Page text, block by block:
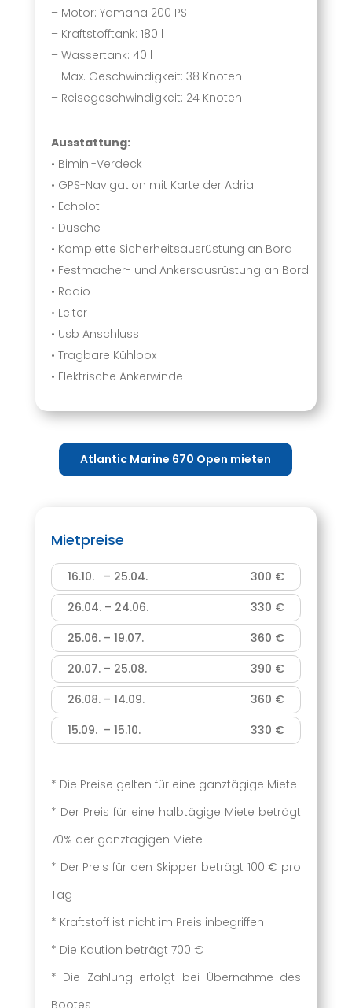
– Motor: Yamaha 200 PS
– Kraftstofftank: 180 l
– Wassertank: 40 l
– Max. Geschwindigkeit: 38 Knoten
– Reisegeschwindigkeit: 24 Knoten
Ausstattung:
• Bimini-Verdeck
• GPS-Navigation mit Karte der Adria
• Echolot
• Dusche
• Komplette Sicherheitsausrüstung an Bord
• Festmacher- und Ankersausrüstung an Bord
• Radio
• Leiter
• Usb Anschluss
• Tragbare Kühlbox
• Elektrische Ankerwinde
Atlantic Marine 670 Open mieten
Mietpreise
16.10. – 25.04.
300 €
26.04. – 24.06.
330 €
25.06. – 19.07.
360 €
20.07. – 25.08.
390 €
26.08. – 14.09.
360 €
15.09. – 15.10.
330 €
* Die Preise gelten für eine ganztägige Miete
* Der Preis für eine halbtägige Miete beträgt
70% der ganztägigen Miete
* Der Preis für den Skipper beträgt 100 € pro
Tag
* Kraftstoff ist nicht im Preis inbegriffen
* Die Kaution beträgt 700 €
* Die Zahlung erfolgt bei Übernahme des
Bootes